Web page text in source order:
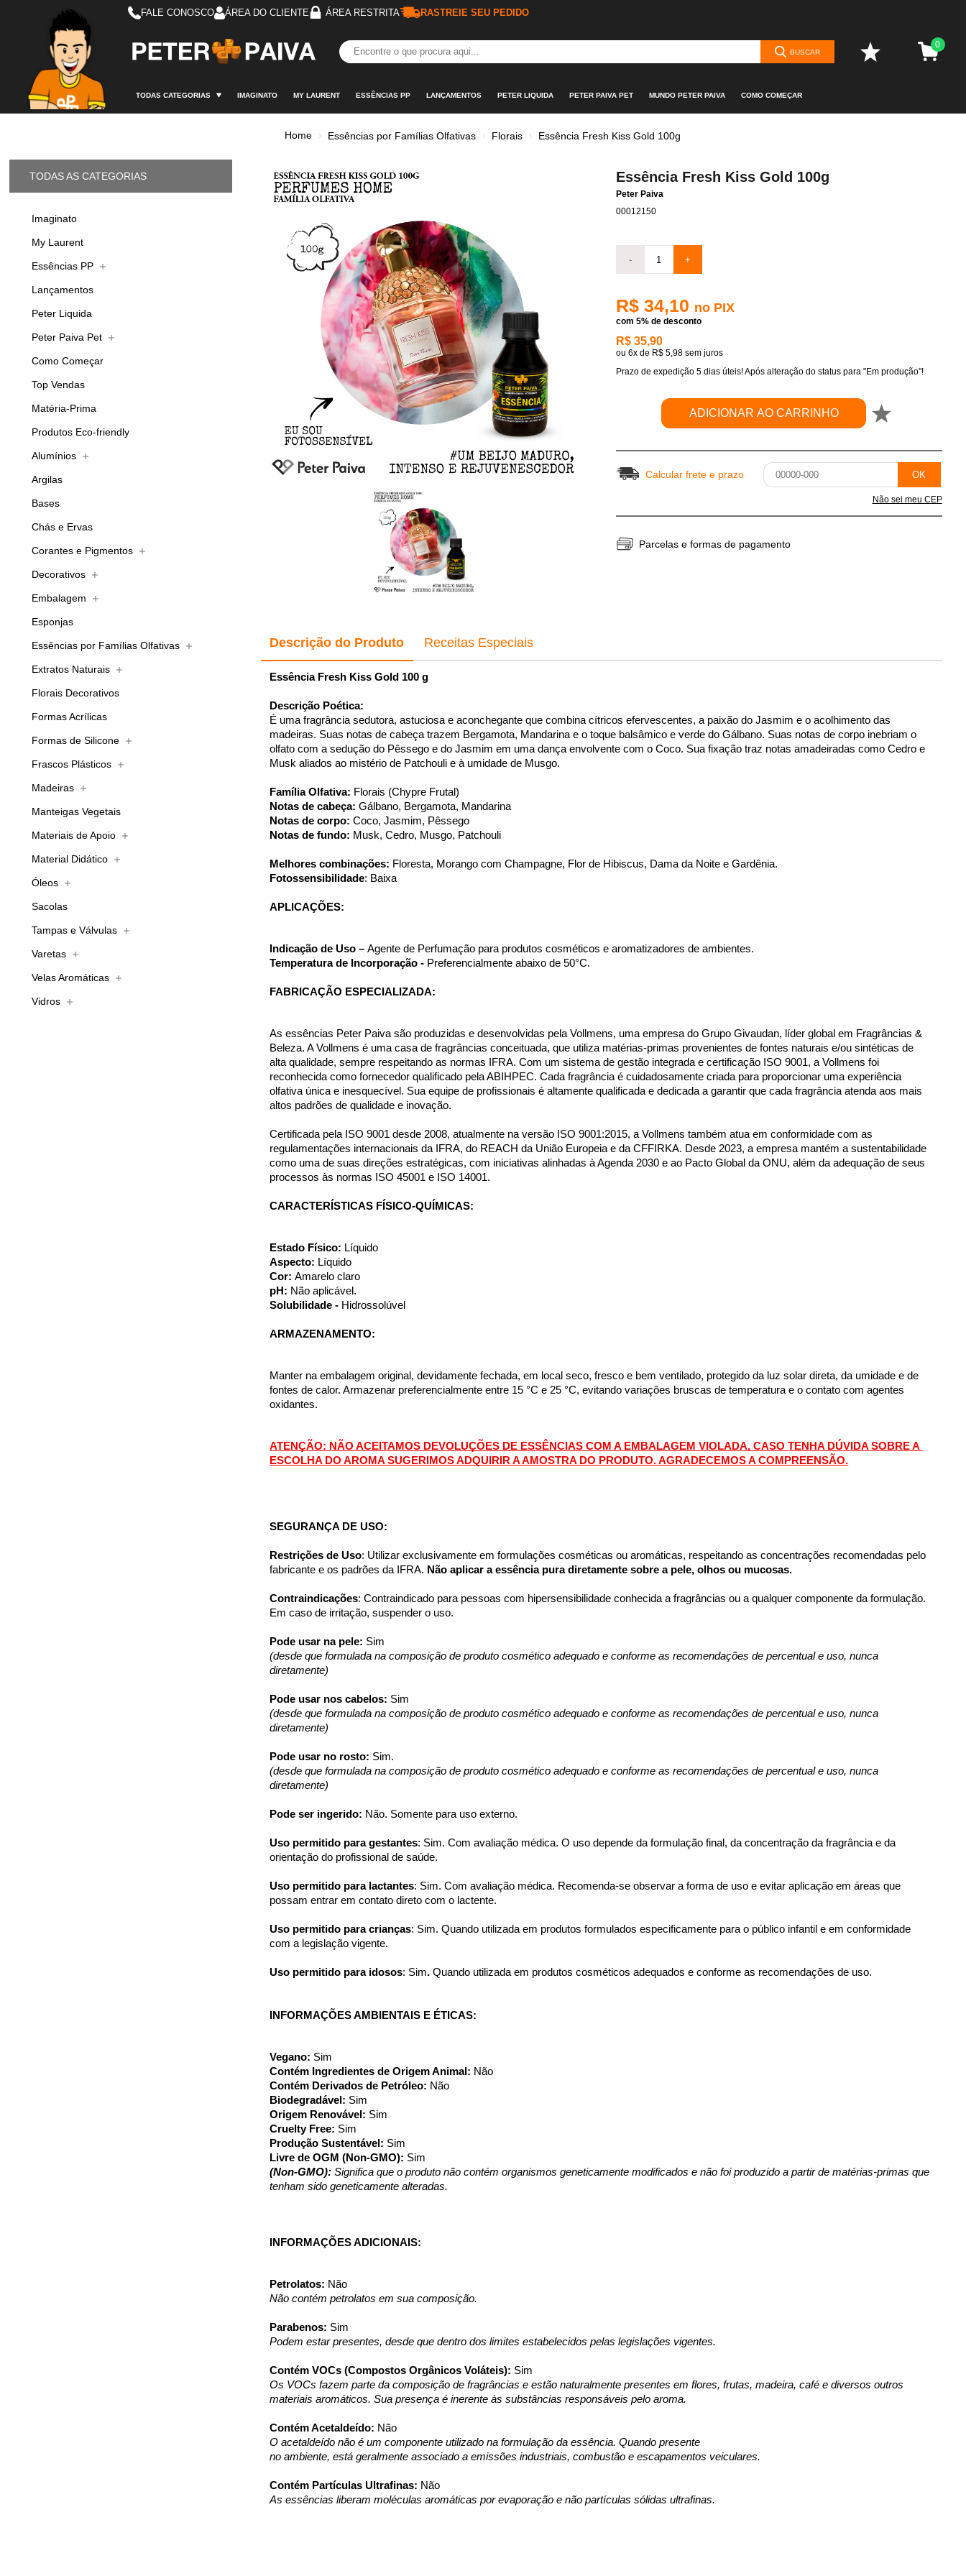
FALE CONOSCO ÁREA DO CLIENTE ÁREA RESTRITA RASTREIE SEU PEDIDO
BUSCAR
0
TODAS CATEGORIAS IMAGINATO MY LAURENT ESSÊNCIAS PP LANÇAMENTOS PETER LIQUIDA PETER PAIVA PET MUNDO PETER PAIVA COMO COMEÇAR
Home Essências por Famílias Olfativas Florais Essência Fresh Kiss Gold 100g
TODAS AS CATEGORIAS
Imaginato
My Laurent
Essências PP
Lançamentos
Peter Liquida
Peter Paiva Pet
Como Começar
Top Vendas
Matéria-Prima
Produtos Eco-friendly
Alumínios
Argilas
Bases
Chás e Ervas
Corantes e Pigmentos
Decorativos
Embalagem
Esponjas
Essências por Famílias Olfativas
Extratos Naturais
Florais Decorativos
Formas Acrílicas
Formas de Silicone
Frascos Plásticos
Madeiras
Manteigas Vegetais
Materiais de Apoio
Material Didático
Óleos
Sacolas
Tampas e Válvulas
Varetas
Velas Aromáticas
Vidros
Essência Fresh Kiss Gold 100g
Peter Paiva
00012150
- +
R$ 34,10 no PIX
com 5% de desconto
R$ 35,90
ou 6x de R$ 5,98sem juros
Prazo de expedição 5 dias úteis! Após alteração do status para "Em produção"!
ADICIONAR AO CARRINHO
Calcular frete e prazo OK
Não sei meu CEP
Parcelas e formas de pagamento
Descrição do Produto Receitas Especiais
Essência Fresh Kiss Gold 100 g
Descrição Poética:
É uma fragrância sedutora, astuciosa e aconchegante que combina cítricos efervescentes, a paixão do Jasmim e o acolhimento das
madeiras. Suas notas de cabeça trazem Bergamota, Mandarina e o toque balsâmico e verde do Gálbano. Suas notas de corpo inebriam o
olfato com a sedução do Pêssego e do Jasmim em uma dança envolvente com o Coco. Sua fixação traz notas amadeiradas como Cedro e
Musk aliados ao mistério de Patchouli e à umidade de Musgo.
Família Olfativa: Florais (Chypre Frutal)
Notas de cabeça: Gálbano, Bergamota, Mandarina
Notas de corpo: Coco, Jasmim, Pêssego
Notas de fundo: Musk, Cedro, Musgo, Patchouli
Melhores combinações: Floresta, Morango com Champagne, Flor de Hibiscus, Dama da Noite e Gardênia.
Fotossensibilidade: Baixa
APLICAÇÕES:
Indicação de Uso – Agente de Perfumação para produtos cosméticos e aromatizadores de ambientes.
Temperatura de Incorporação - Preferencialmente abaixo de 50°C.
FABRICAÇÃO ESPECIALIZADA:
As essências Peter Paiva são produzidas e desenvolvidas pela Vollmens, uma empresa do Grupo Givaudan, líder global em Fragrâncias &
Beleza. A Vollmens é uma casa de fragrâncias conceituada, que utiliza matérias-primas provenientes de fontes naturais e/ou sintéticas de
alta qualidade, sempre respeitando as normas IFRA. Com um sistema de gestão integrada e certificação ISO 9001, a Vollmens foi
reconhecida como fornecedor qualificado pela ABIHPEC. Cada fragrância é cuidadosamente criada para proporcionar uma experiência
olfativa única e inesquecível. Sua equipe de profissionais é altamente qualificada e dedicada a garantir que cada fragrância atenda aos mais
altos padrões de qualidade e inovação.
Certificada pela ISO 9001 desde 2008, atualmente na versão ISO 9001:2015, a Vollmens também atua em conformidade com as
regulamentações internacionais da IFRA, do REACH da União Europeia e da CFFIRKA. Desde 2023, a empresa mantém a sustentabilidade
como uma de suas direções estratégicas, com iniciativas alinhadas à Agenda 2030 e ao Pacto Global da ONU, além da adequação de seus
processos às normas ISO 45001 e ISO 14001.
CARACTERÍSTICAS FÍSICO-QUÍMICAS:
Estado Físico: Líquido
Aspecto: Líquido
Cor: Amarelo claro
pH: Não aplicável.
Solubilidade - Hidrossolúvel
ARMAZENAMENTO:
Manter na embalagem original, devidamente fechada, em local seco, fresco e bem ventilado, protegido da luz solar direta, da umidade e de
fontes de calor. Armazenar preferencialmente entre 15 °C e 25 °C, evitando variações bruscas de temperatura e o contato com agentes
oxidantes.
ATENÇÃO: NÃO ACEITAMOS DEVOLUÇÕES DE ESSÊNCIAS COM A EMBALAGEM VIOLADA, CASO TENHA DÚVIDA SOBRE A
ESCOLHA DO AROMA SUGERIMOS ADQUIRIR A AMOSTRA DO PRODUTO. AGRADECEMOS A COMPREENSÃO.
SEGURANÇA DE USO:
Restrições de Uso: Utilizar exclusivamente em formulações cosméticas ou aromáticas, respeitando as concentrações recomendadas pelo
fabricante e os padrões da IFRA. Não aplicar a essência pura diretamente sobre a pele, olhos ou mucosas.
Contraindicações: Contraindicado para pessoas com hipersensibilidade conhecida a fragrâncias ou a qualquer componente da formulação.
Em caso de irritação, suspender o uso.
Pode usar na pele: Sim
(desde que formulada na composição de produto cosmético adequado e conforme as recomendações de percentual e uso, nunca
diretamente)
Pode usar nos cabelos: Sim
(desde que formulada na composição de produto cosmético adequado e conforme as recomendações de percentual e uso, nunca
diretamente)
Pode usar no rosto: Sim.
(desde que formulada na composição de produto cosmético adequado e conforme as recomendações de percentual e uso, nunca
diretamente)
Pode ser ingerido: Não. Somente para uso externo.
Uso permitido para gestantes: Sim. Com avaliação médica. O uso depende da formulação final, da concentração da fragrância e da
orientação do profissional de saúde.
Uso permitido para lactantes: Sim. Com avaliação médica. Recomenda-se observar a forma de uso e evitar aplicação em áreas que
possam entrar em contato direto com o lactente.
Uso permitido para crianças: Sim. Quando utilizada em produtos formulados especificamente para o público infantil e em conformidade
com a legislação vigente.
Uso permitido para idosos: Sim. Quando utilizada em produtos cosméticos adequados e conforme as recomendações de uso.
INFORMAÇÕES AMBIENTAIS E ÉTICAS:
Vegano: Sim
Contém Ingredientes de Origem Animal: Não
Contém Derivados de Petróleo: Não
Biodegradável: Sim
Origem Renovável: Sim
Cruelty Free: Sim
Produção Sustentável: Sim
Livre de OGM (Non-GMO): Sim
(Non-GMO): Significa que o produto não contém organismos geneticamente modificados e não foi produzido a partir de matérias-primas que
tenham sido geneticamente alteradas.
INFORMAÇÕES ADICIONAIS:
Petrolatos: Não
Não contém petrolatos em sua composição.
Parabenos: Sim
Podem estar presentes, desde que dentro dos limites estabelecidos pelas legislações vigentes.
Contém VOCs (Compostos Orgânicos Voláteis): Sim
Os VOCs fazem parte da composição de fragrâncias e estão naturalmente presentes em flores, frutas, madeira, café e diversos outros
materiais aromáticos. Sua presença é inerente às substâncias responsáveis pelo aroma.
Contém Acetaldeído: Não
O acetaldeído não é um componente utilizado na formulação da essência. Quando presente
no ambiente, está geralmente associado a emissões industriais, combustão e escapamentos veiculares.
Contém Partículas Ultrafinas: Não
As essências liberam moléculas aromáticas por evaporação e não partículas sólidas ultrafinas.